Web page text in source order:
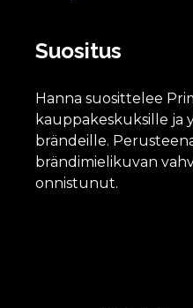
Suositus
Hanna suosittelee
kauppakeskuksille ja
brändeille.
brändimielikuvan
onnistunut.